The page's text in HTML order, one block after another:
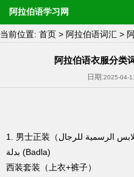
阿拉伯语学习网
当前位置: 首页 > 阿拉伯语词汇 >
阿拉伯语衣服分类
日期:2025-04-
بدلة (Badla)
西装套装（上衣+裤子）